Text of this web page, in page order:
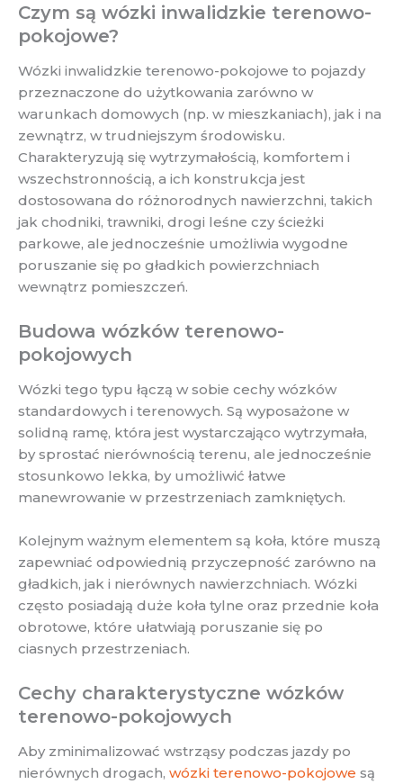
Czym są wózki inwalidzkie terenowo-
pokojowe?
Wózki inwalidzkie terenowo-pokojowe to pojazdy
przeznaczone do użytkowania zarówno w
warunkach domowych (np. w mieszkaniach), jak i na
zewnątrz, w trudniejszym środowisku.
Charakteryzują się wytrzymałością, komfortem i
wszechstronnością, a ich konstrukcja jest
dostosowana do różnorodnych nawierzchni, takich
jak chodniki, trawniki, drogi leśne czy ścieżki
parkowe, ale jednocześnie umożliwia wygodne
poruszanie się po gładkich powierzchniach
wewnątrz pomieszczeń.
Budowa wózków terenowo-
pokojowych
Wózki tego typu łączą w sobie cechy wózków
standardowych i terenowych. Są wyposażone w
solidną ramę, która jest wystarczająco wytrzymała,
by sprostać nierównością terenu, ale jednocześnie
stosunkowo lekka, by umożliwić łatwe
manewrowanie w przestrzeniach zamkniętych.
Kolejnym ważnym elementem są koła, które muszą
zapewniać odpowiednią przyczepność zarówno na
gładkich, jak i nierównych nawierzchniach. Wózki
często posiadają duże koła tylne oraz przednie koła
obrotowe, które ułatwiają poruszanie się po
ciasnych przestrzeniach.
Cechy charakterystyczne wózków
terenowo-pokojowych
Aby zminimalizować wstrząsy podczas jazdy po
nierównych drogach, wózki terenowo-pokojowe są